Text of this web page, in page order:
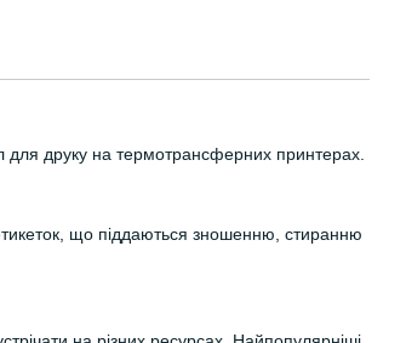
для друку на термотрансферних принтерах.
що піддаються зношенню, стиранню